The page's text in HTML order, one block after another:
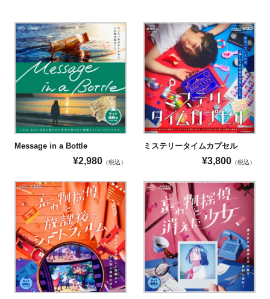
◯
目の不自由な方
×
手の不自由な方
△
※端末操作やシールの切り貼りが可能な方であればお楽しみい
ただけます。
耳の不自由な方
〇
画面酔いしやすい方
◯
長時間画面が激しく揺れるような演出はありませんので、安心
Message in a Bottle
¥2,980 （税込）
ミステリータイムカプセル
¥3,800 （税込）